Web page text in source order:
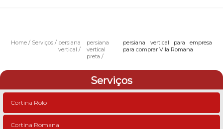
Home Serviços
persiana
vertical
persiana
vertical
preta
persiana vertical para empresa
para comprar Vila Romana
Serviços
Cortina Rolo
Cortina Romana